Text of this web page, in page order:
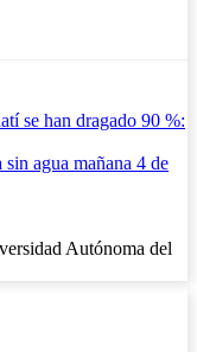
se han dragado 90 %:
agua mañana 4 de
Autónoma del